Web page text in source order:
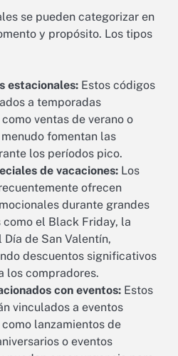
se pueden categorizar en
y propósito. Los tipos
estacionales: Estos códigos
a temporadas
ventas de verano o
fomentan las
los períodos pico.
de vacaciones: Los
ofrecen
durante grandes
el Black Friday, la
Día de San Valentín,
descuentos significativos
los compradores.
con eventos: Estos
vinculados a eventos
lanzamientos de
o eventos